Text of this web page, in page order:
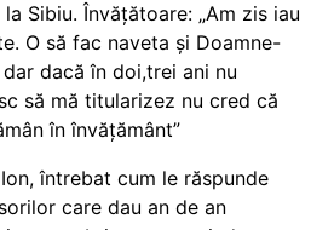
la Sibiu. Învățătoare: „Am zis iau
O să fac naveta și Doamne-
dacă în doi,trei ani nu
să mă titularizez nu cred că
în învățământ”
întrebat cum le răspunde
care dau an de an